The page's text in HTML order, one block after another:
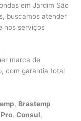
em Jardim São
buscamos atender
nos serviços
marca de
com garantia total
, Brastemp
,Consul,